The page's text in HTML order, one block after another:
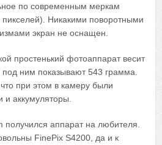
по современным меркам
Никакими поворотными
экран не оснащен.
простенький фотоаппарат весит
ним показывают 543 грамма.
при этом в камеру были
и аккумуляторы.
аппарат на любителя.
FinePix S4200, да и к